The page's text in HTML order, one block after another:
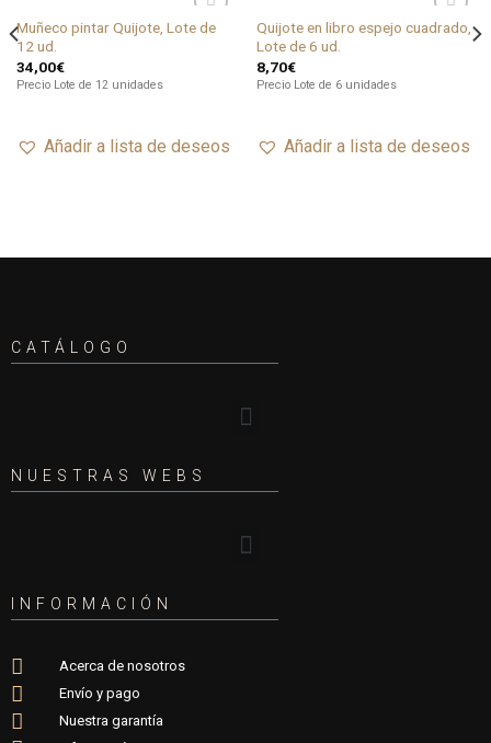
Añadir
Muñeco pintar Quijote, Lote de
12 ud.
34,00€
Precio Lote de 12 unidades
Añadir a lista de deseos
Añadir
Quijote en libro espejo cuadrado,
Lote de 6 ud.
8,70€
Precio Lote de 6 unidades
Añadir a lista de deseos
CATÁLOGO
NUESTRAS WEBS
INFORMACIÓN
Acerca de nosotros
Envío y pago
Nuestra garantía